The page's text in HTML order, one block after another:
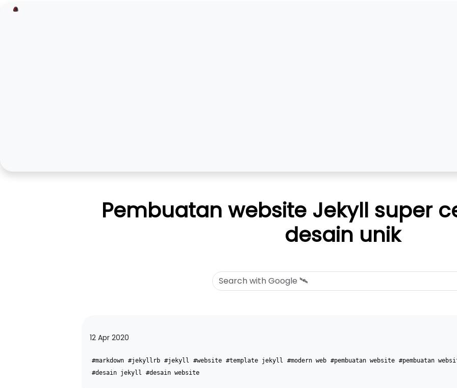
Pembuatan website Jekyll super
desain unik
12 Apr 2020
#markdown #jekyllrb #jekyll #website #template jekyll #modern web #pembuatan website #pembuatan
#desain jekyll
#desain website